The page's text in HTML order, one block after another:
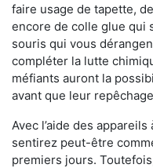
faire usage de tapette,
encore de colle glue qui
souris qui vous
compléter la lutte
méfiants auront la
avant que leur
Avec l’aide des
sentirez peut-être
premiers jours.